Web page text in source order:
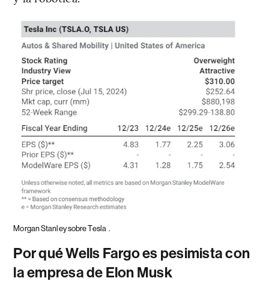
Morgan Stanley sobre Tesla .
Por qué Wells Fargo es pesimista con
la empresa de Elon Musk